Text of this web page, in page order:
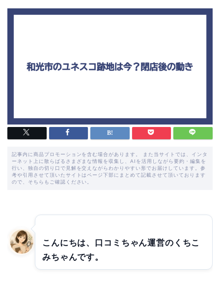
記事内に商品プロモーションを含む場合があります。 また当サイトでは、インタ
ーネット上に散らばるさまざまな情報を収集し、AIを活用しながら要約・編集を
行い、独自の切り口で見解を交えながらわかりやすい形でお届けしています。参
考や引用させて頂いたサイトはページ下部にまとめて記載させて頂いております
ので、そちらもご確認ください。
こんにちは、口コミちゃん運営のくちこ
みちゃんです。